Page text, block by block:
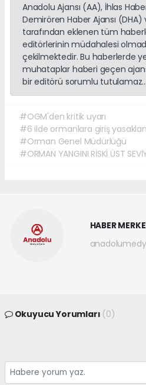
Anadolu Ajansı (AA), İhlas
Demirören Haber Ajansı
tarafından eklenen tüm
editörlerinin müdahalesi
çekilmektedir. Bu haberlerde
muhataplar haberi geçen
bir editörü sorumlu tutulamaz...
#OGM'den kritik uyarı
#6 ilde ormanlara giriş
#Orman Genel Müdürlüğü
#ORMAN YANGINI RİSKİ ÜST
HABER
Okuyucu Yorumları (0)